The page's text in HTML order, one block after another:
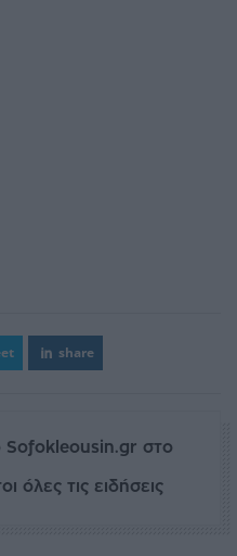
share
Sofokleousin.gr στο
όλες τις ειδήσεις